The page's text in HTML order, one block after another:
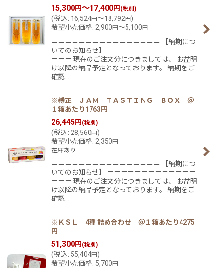
15,300円～17,400円 (税別)
(税込: 16,524円 ～18,792円 )
希望小売価格: 2,900 円 ～5,100 円
＝＝＝＝＝＝＝＝＝＝＝＝＝＝＝＝ 【納期につ
いてのお知らせ】 ＝＝＝＝＝＝＝＝＝＝＝＝＝
＝＝＝ 現在のご注文分につきましては、 お盆明
け以降の納品予定となっております。 納期をご
確認…
※樽正 ＪＡＭ ＴＡＳＴＩＮＧ ＢＯＸ ＠
１箱あたり1763円
26,445円 (税別)
(税込: 28,560 円 )
希望小売価格: 2,350 円
在庫あり
＝＝＝＝＝＝＝＝＝＝＝＝＝＝＝＝ 【納期につ
いてのお知らせ】 ＝＝＝＝＝＝＝＝＝＝＝＝＝
＝＝＝ 現在のご注文分につきましては、 お盆明
け以降の納品予定となっております。 納期をご
確認…
※ＫＳＬ 4種 詰め合わせ ＠１箱あたり4275
円
51,300円 (税別)
(税込: 55,404円 )
希望小売価格: 5,700 円